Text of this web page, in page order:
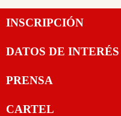
INSCRIPCIÓN
DATOS DE INTERÉS
PRENSA
CARTEL